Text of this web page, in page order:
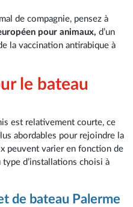
de compagnie, pensez à
pour animaux, d’un
la vaccination antirabique à
le bateau
est relativement courte, ce
abordables pour rejoindre la
peuvent varier en fonction de
d’installations choisi à
de bateau Palerme